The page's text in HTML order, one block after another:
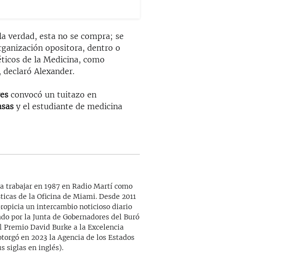
verdad, esta no se compra; se
opositora, dentro o
de la Medicina, como
Alexander.
convocó un tuitazo en
y el estudiante de medicina
trabajar en 1987 en Radio Martí como
de la Oficina de Miami. Desde 2011
un intercambio noticioso diario
por la Junta de Gobernadores del Buró
David Burke a la Excelencia
en 2023 la Agencia de los Estados
siglas en inglés).